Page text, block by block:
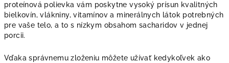
proteínová polievka vám poskytne vysoký prísun kvalitných
bielkovín, vlákniny, vitamínov a minerálnych látok potrebných
pre vaše telo, a to s nízkym obsahom sacharidov v jednej
porcii.
Vďaka správnemu zloženiu môžete užívať kedykoľvek ako